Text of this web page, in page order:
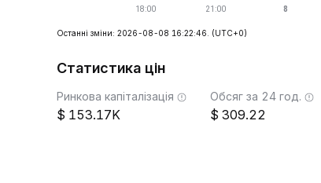
Останні зміни: 2026-08-08 16:22:46. (UTC+0)
Статистика цін
Ринкова капіталізація
153.17K
Обсяг за 24 год.
309.22